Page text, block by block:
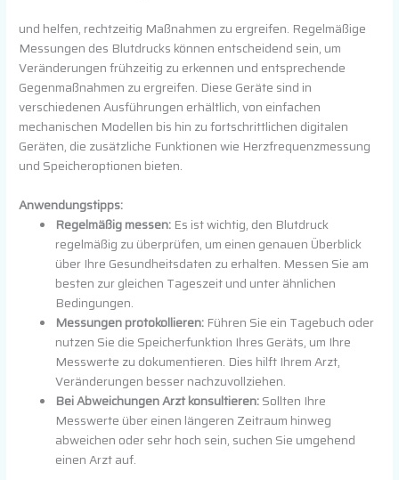
und helfen, rechtzeitig Maßnahmen zu ergreifen. Regelmäßige
Messungen des Blutdrucks können entscheidend sein, um
Veränderungen frühzeitig zu erkennen und entsprechende
Gegenmaßnahmen zu ergreifen. Diese Geräte sind in
verschiedenen Ausführungen erhältlich, von einfachen
mechanischen Modellen bis hin zu fortschrittlichen digitalen
Geräten, die zusätzliche Funktionen wie Herzfrequenzmessung
und Speicheroptionen bieten.
Anwendungstipps:
Regelmäßig messen: Es ist wichtig, den Blutdruck
regelmäßig zu überprüfen, um einen genauen Überblick
über Ihre Gesundheitsdaten zu erhalten. Messen Sie am
besten zur gleichen Tageszeit und unter ähnlichen
Bedingungen.
Messungen protokollieren: Führen Sie ein Tagebuch oder
nutzen Sie die Speicherfunktion Ihres Geräts, um Ihre
Messwerte zu dokumentieren. Dies hilft Ihrem Arzt,
Veränderungen besser nachzuvollziehen.
Bei Abweichungen Arzt konsultieren:Sollten Ihre
Messwerte über einen längeren Zeitraum hinweg
abweichen oder sehr hoch sein, suchen Sie umgehend
einen Arzt auf.